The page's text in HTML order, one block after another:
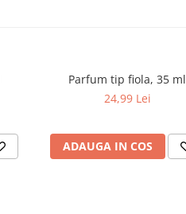
Parfum tip fiola, 35 ml
24,99 Lei
ADAUGA IN COS